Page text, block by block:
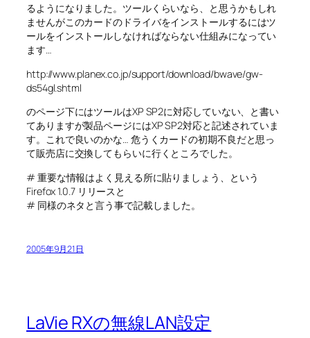
るようになりました。ツールくらいなら、と思うかもしれ
ませんがこのカードのドライバをインストールするにはツ
ールをインストールしなければならない仕組みになってい
ます…
http://www.planex.co.jp/support/download/bwave/gw-
ds54gl.shtml
のページ下にはツールはXP SP2に対応していない、と書い
てありますが製品ページにはXP SP2対応と記述されていま
す。これで良いのかな… 危うくカードの初期不良だと思っ
て販売店に交換してもらいに行くところでした。
# 重要な情報はよく見える所に貼りましょう、という
Firefox 1.0.7 リリースと
# 同様のネタと言う事で記載しました。
2005年9月21日
LaVie RXの無線LAN設定